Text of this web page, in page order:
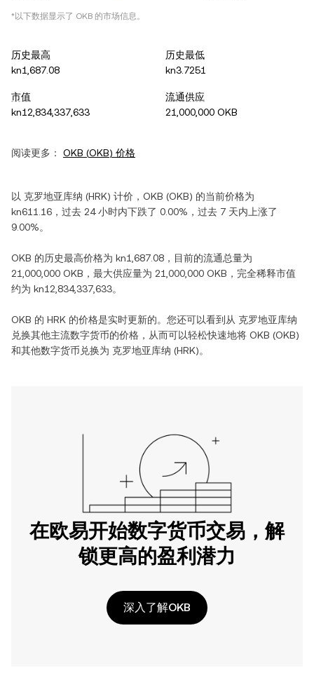
*以下数据显示了 OKB 的市场信息。
历史最高
kn1,687.08
历史最低
kn3.7251
市值
kn12,834,337,633
流通供应
21,000,000 OKB
阅读更多： OKB (OKB) 价格
以 克罗地亚库纳 (HRK) 计价， OKB (OKB) 的当前价格为
kn611.16 ，过去 24 小时内下跌了 0.00% ，过去 7 天内 上涨了
9.00%。
OKB 的历史最高价格为 kn1,687.08 ，目前的流通总量为
21,000,000 OKB ，最大供应量为 21,000,000 OKB ，完全稀释市值
约为 kn12,834,337,633。
OKB 的 HRK 的价格是实时更新的。您还可以看到从 克罗地亚库纳
兑换其他主流数字货币的价格，从而可以轻松快速地将 OKB (OKB)
和其他数字货币兑换为 克罗地亚库纳 (HRK)。
在欧易开始数字货币交易，解
锁更高的盈利潜力
深入了解OKB